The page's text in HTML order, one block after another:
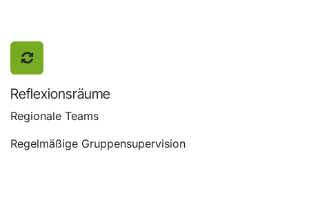
Reflexionsräume
Regionale Teams
Regelmäßige Gruppensupervision